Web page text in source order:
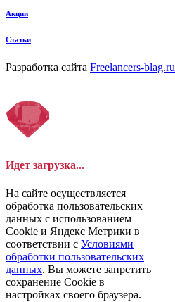
Акции
Статьи
Разработка сайта Freelancers-blag.ru
Идет загрузка...
На сайте осуществляется
обработка пользовательских
данных с использованием
Cookie и Яндекс Метрики в
соответствии с Условиями
обработки пользовательских
данных. Вы можете запретить
сохранение Cookie в
настройках своего браузера.